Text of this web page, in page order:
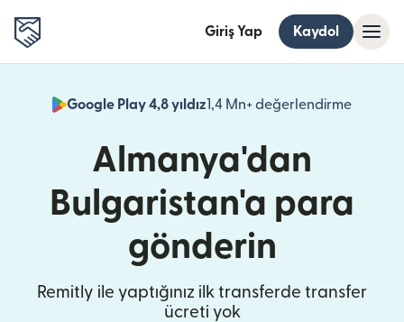
Giriş Yap Kaydol
Google Play 4,8 yıldız1,4 Mn+ değerlendirme
Almanya'dan
Bulgaristan'a para
gönderin
Remitly ile yaptığınız ilk transferde transfer
ücreti yok